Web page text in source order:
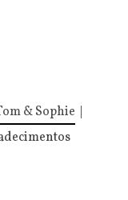
& Sophie